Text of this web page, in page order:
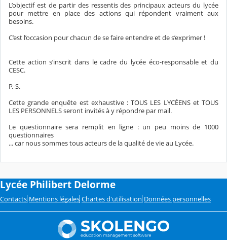
L’objectif est de partir des ressentis des principaux acteurs du lycée
pour mettre en place des actions qui répondent vraiment aux
besoins.
C’est l’occasion pour chacun de se faire entendre et de s’exprimer !
Cette action s’inscrit dans le cadre du lycée éco-responsable et du
CESC.
P.-S.
Cette grande enquête est exhaustive : TOUS LES LYCÉENS et TOUS
LES PERSONNELS seront invités à y répondre par mail.
Le questionnaire sera remplit en ligne : un peu moins de 1000
questionnaires
... car nous sommes tous acteurs de la qualité de vie au Lycée.
Lycée Philibert Delorme
Contacts Mentions légales Chartes d'utilisation Données personnelles